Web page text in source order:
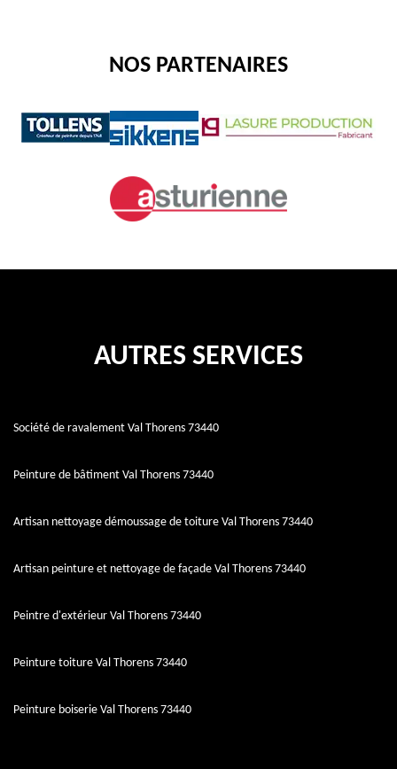
NOS PARTENAIRES
AUTRES SERVICES
Société de ravalement Val Thorens 73440
Peinture de bâtiment Val Thorens 73440
Artisan nettoyage démoussage de toiture Val Thorens 73440
Artisan peinture et nettoyage de façade Val Thorens 73440
Peintre d'extérieur Val Thorens 73440
Peinture toiture Val Thorens 73440
Peinture boiserie Val Thorens 73440